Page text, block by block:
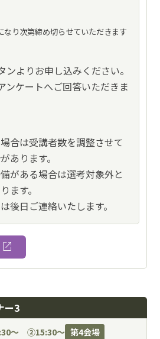
り次第締め切らせていただきます
ンよりお申し込みください。
ンケートへご回答いただきま
合は受講者数を調整させて
あります。
がある場合は選考対象外と
ます。
後日ご連絡いたします。
open_in_new
ー3
〜 ②15:30〜 第4会場